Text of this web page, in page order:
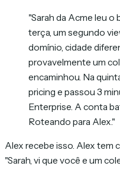
"Sarah da Acme leu o
terça, um segundo
domínio, cidade
provavelmente um
encaminhou. Na
pricing e passou 3
Enterprise. A conta
Roteando para Alex."
Alex recebe isso. Alex tem
"Sarah, vi que você e um